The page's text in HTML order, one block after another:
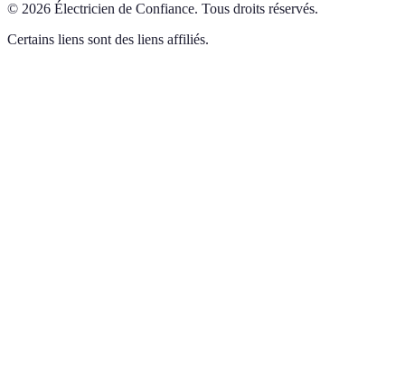
© 2026 Électricien de Confiance. Tous droits réservés.
Certains liens sont des liens affiliés.